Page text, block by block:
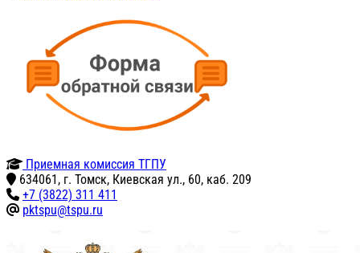
Приемная комиссия ТГПУ
634061, г. Томск, Киевская ул., 60, каб. 209
+7 (3822) 311 411
pktspu@tspu.ru